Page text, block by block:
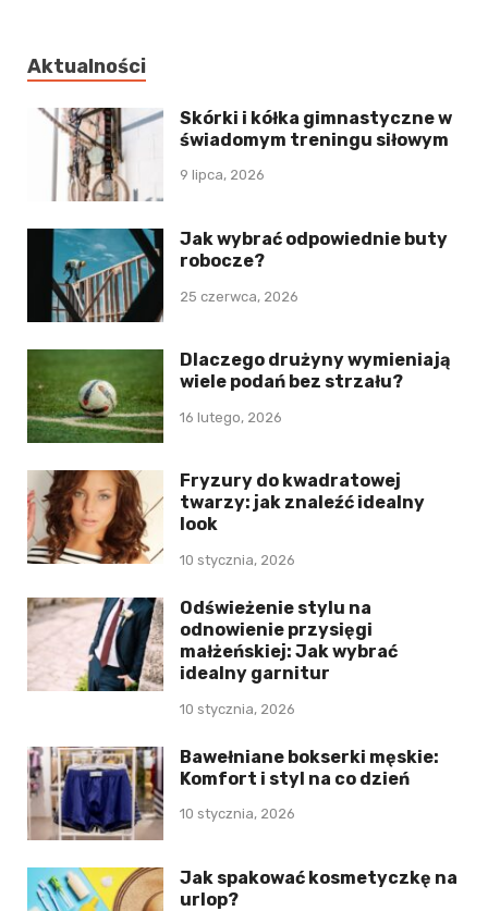
Aktualności
Skórki i kółka gimnastyczne w
świadomym treningu siłowym
9 lipca, 2026
Jak wybrać odpowiednie buty
robocze?
25 czerwca, 2026
Dlaczego drużyny wymieniają
wiele podań bez strzału?
16 lutego, 2026
Fryzury do kwadratowej
twarzy: jak znaleźć idealny
look
10 stycznia, 2026
Odświeżenie stylu na
odnowienie przysięgi
małżeńskiej: Jak wybrać
idealny garnitur
10 stycznia, 2026
Bawełniane bokserki męskie:
Komfort i styl na co dzień
10 stycznia, 2026
Jak spakować kosmetyczkę na
urlop?